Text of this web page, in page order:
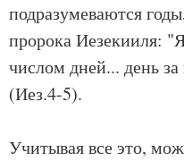
подразумеваются
пророка Иезекииля:
числом дней... день
(Иез.4-5).
Учитывая все это,